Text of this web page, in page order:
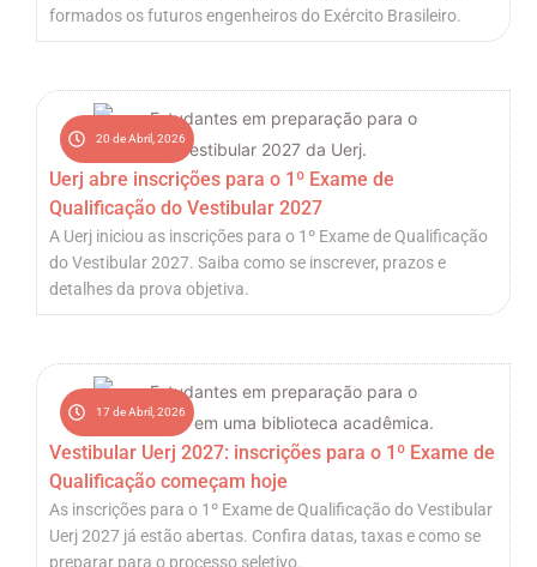
formados os futuros engenheiros do Exército Brasileiro.
20 de Abril, 2026
Uerj abre inscrições para o 1º Exame de
Qualificação do Vestibular 2027
A Uerj iniciou as inscrições para o 1º Exame de Qualificação
do Vestibular 2027. Saiba como se inscrever, prazos e
detalhes da prova objetiva.
17 de Abril, 2026
Vestibular Uerj 2027: inscrições para o 1º Exame de
Qualificação começam hoje
As inscrições para o 1º Exame de Qualificação do Vestibular
Uerj 2027 já estão abertas. Confira datas, taxas e como se
preparar para o processo seletivo.